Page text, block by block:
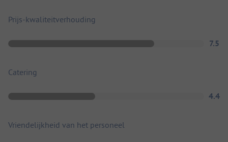
Prijs-kwaliteitverhouding
7.5
Catering
4.4
Vriendelijkheid van het personeel